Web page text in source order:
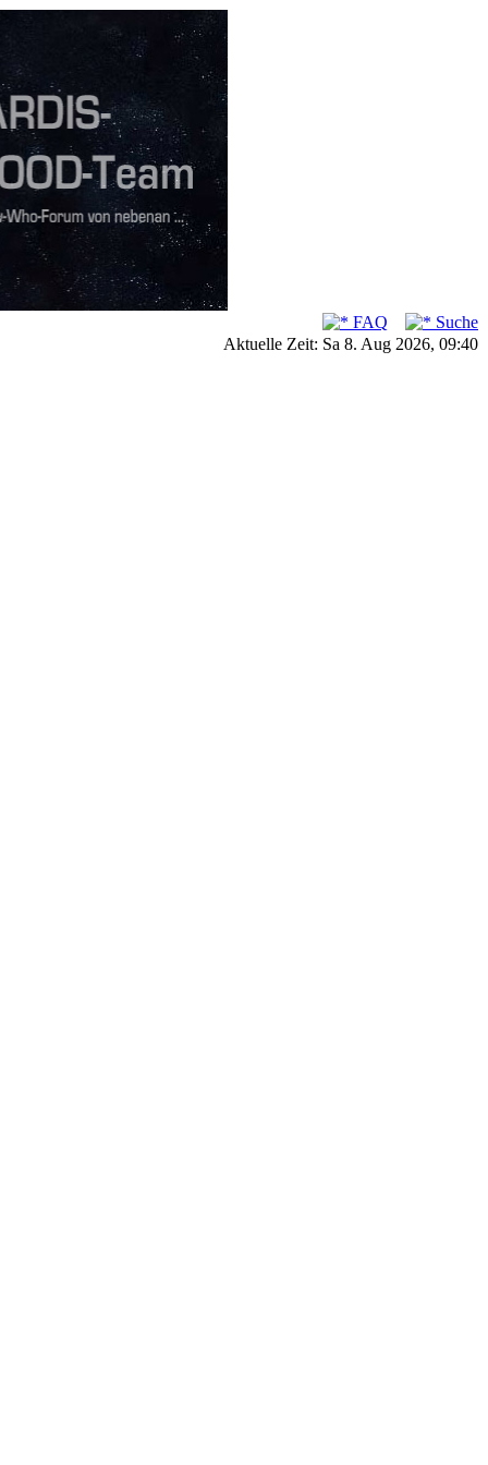
FAQ
Suche
Aktuelle Zeit: Sa 8. Aug 2026, 09:40